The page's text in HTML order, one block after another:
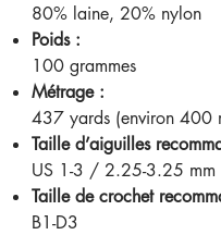
80% laine, 20% nylon
Poids :
100 grammes
Métrage :
437 yards (environ 400
Taille d’aiguilles
US 1-3 / 2.25-3.25 mm
Taille de crochet
B1-D3